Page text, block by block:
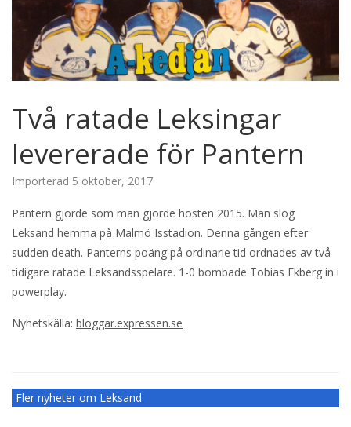
Två ratade Leksingar
levererade för Pantern
Importerad 5 oktober, 2017
Pantern gjorde som man gjorde hösten 2015. Man slog
Leksand hemma på Malmö Isstadion. Denna gången efter
sudden death. Panterns poäng på ordinarie tid ordnades av två
tidigare ratade Leksandsspelare. 1-0 bombade Tobias Ekberg in i
powerplay.
Nyhetskälla: bloggar.expressen.se
Fler nyheter om Leksand